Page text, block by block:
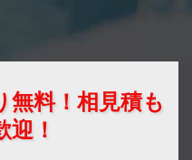
無料！相見積も
迎！